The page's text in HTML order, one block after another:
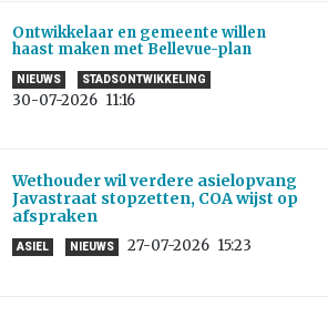
Ontwikkelaar en gemeente willen
haast maken met Bellevue-plan
NIEUWS STADSONTWIKKELING
30-07-2026 11:16
Wethouder wil verdere asielopvang
Javastraat stopzetten, COA wijst op
afspraken
ASIEL NIEUWS 27-07-2026 15:23